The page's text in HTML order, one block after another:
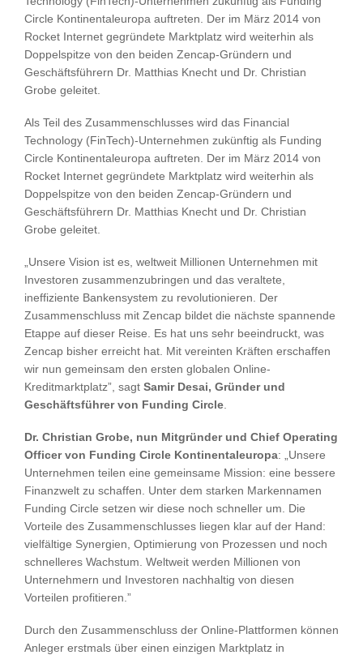
Circle Kontinentaleuropa auftreten. Der im März 2014 von
Rocket Internet gegründete Marktplatz wird weiterhin als
Doppelspitze von den beiden Zencap-Gründern und
Geschäftsführern Dr. Matthias Knecht und Dr. Christian
Grobe geleitet.
Als Teil des Zusammenschlusses wird das Financial
Technology (FinTech)-Unternehmen zukünftig als Funding
Circle Kontinentaleuropa auftreten. Der im März 2014 von
Rocket Internet gegründete Marktplatz wird weiterhin als
Doppelspitze von den beiden Zencap-Gründern und
Geschäftsführern Dr. Matthias Knecht und Dr. Christian
Grobe geleitet.
„Unsere Vision ist es, weltweit Millionen Unternehmen mit
Investoren zusammenzubringen und das veraltete,
ineffiziente Bankensystem zu revolutionieren. Der
Zusammenschluss mit Zencap bildet die nächste spannende
Etappe auf dieser Reise. Es hat uns sehr beeindruckt, was
Zencap bisher erreicht hat. Mit vereinten Kräften erschaffen
wir nun gemeinsam den ersten globalen Online-
Kreditmarktplatz”, sagt Samir Desai, Gründer und
Geschäftsführer von Funding Circle
Dr. Christian Grobe, nun Mitgründer und Chief Operating
Officer von Funding Circle Kontinentaleuropa: „Unsere
Unternehmen teilen eine gemeinsame Mission: eine bessere
Finanzwelt zu schaffen. Unter dem starken Markennamen
Funding Circle setzen wir diese noch schneller um. Die
Vorteile des Zusammenschlusses liegen klar auf der Hand:
vielfältige Synergien, Optimierung von Prozessen und noch
schnelleres Wachstum. Weltweit werden Millionen von
Unternehmern und Investoren nachhaltig von diesen
Vorteilen profitieren.”
Durch den Zusammenschluss der Online-Plattformen können
Anleger erstmals über einen einzigen Marktplatz in